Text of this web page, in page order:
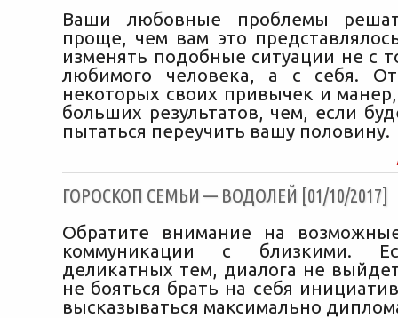
Ваши любовные проблемы
проще, чем вам это
изменять подобные ситуации не с
любимого человека, а с себя.
некоторых своих привычек и
больших результатов, чем, если
пытаться переучить вашу половину.
ГОРОСКОП СЕМЬИ — ВОДОЛЕЙ [01/10/2017]
Обратите внимание на
коммуникации с близкими.
деликатных тем, диалога не
не бояться брать на себя
высказываться максимально